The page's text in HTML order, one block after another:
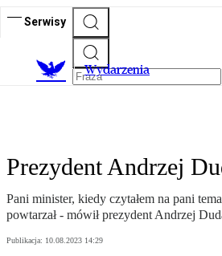
Serwisy
Wydarzenia
Prezydent Andrzej
Pani minister, kiedy czytałem na pani
powtarzał - mówił prezydent Andrzej
Publikacja: 10.08.2023 14:29